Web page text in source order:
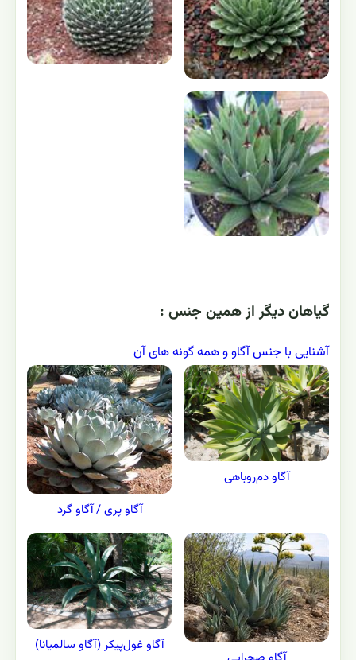
گياهان ديگر از همين جنس :
آشنایی با جنس آگاو و همه گونه های آن
آگاو دم‌روباهی
آگاو پری / آگاو گرد
آگاو غول‌پیکر (آگاو سالمیانا)